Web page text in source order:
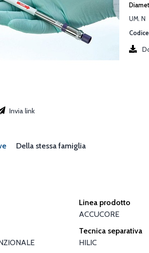
UM. N
Invia link
Della stessa famiglia
Linea prodotto
ACCUCORE
Tecnica separativa
HILIC